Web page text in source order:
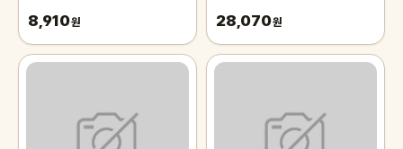
8,910원 28,070원